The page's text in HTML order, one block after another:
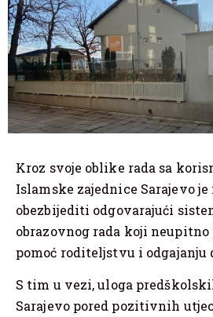
Kroz svoje oblike rada sa
Islamske zajednice Sarajevo je
obezbijediti odgovarajući
obrazovnog rada koji
pomoć roditeljstvu i odgajanju
S tim u vezi, uloga
Sarajevo pored pozitivnih